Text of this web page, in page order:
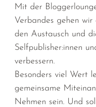
Mit der
Verbandes gehen
den Austausch und
Selfpublisher:innen
verbessern.
Besonders viel Wert
gemeinsame
Nehmen sein. Und